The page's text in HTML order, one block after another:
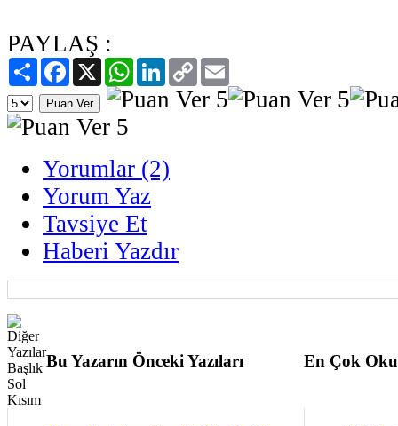
PAYLAŞ :
PaylaşFacebook
X WhatsAppLinkedIn
Copy
Link
Yorumlar (2)
Yorum Yaz
Tavsiye Et
Haberi Yazdır
Bu Yazarın Önceki Yazıları En Çok